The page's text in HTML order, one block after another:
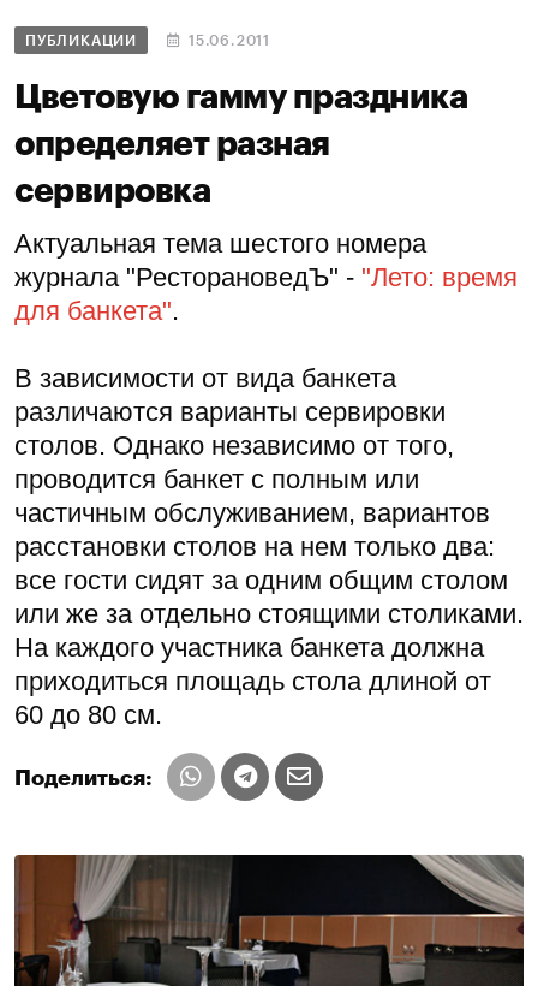
ПУБЛИКАЦИИ 15.06.2011
Цветовую гамму праздника
определяет разная
сервировка
Актуальная тема шестого номера
журнала "РесторановедЪ" - "Лето: время
для банкета".
В зависимости от вида банкета
различаются варианты сервировки
столов. Однако независимо от того,
проводится банкет с полным или
частичным обслуживанием, вариантов
расстановки столов на нем только два:
все гости сидят за одним общим столом
или же за отдельно стоящими столиками.
На каждого участника банкета должна
приходиться площадь стола длиной от
60 до 80 см.
Поделиться: